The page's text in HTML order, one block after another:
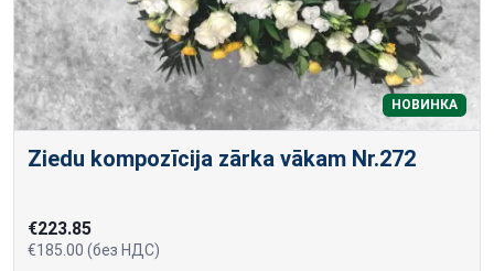
НОВИНКА
Ziedu kompozīcija zārka vākam Nr.272
€223.85
€185.00 (без НДС)